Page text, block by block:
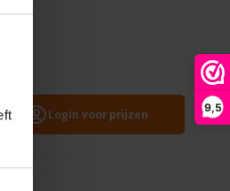
9,5
Login voor prijzen